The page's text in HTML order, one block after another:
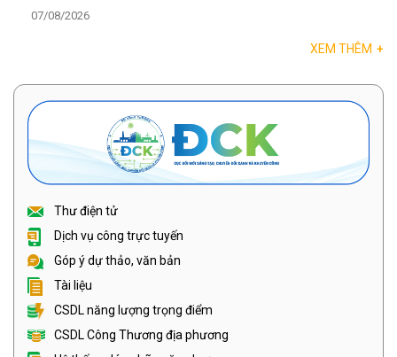
07/08/2026
XEM THÊM +
Thư điện tử
Dịch vụ công trực tuyến
Góp ý dự thảo, văn bản
Tài liệu
CSDL năng lượng trọng điểm
CSDL Công Thương địa phương